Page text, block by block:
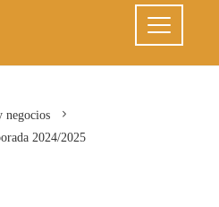
negocios
2024/2025